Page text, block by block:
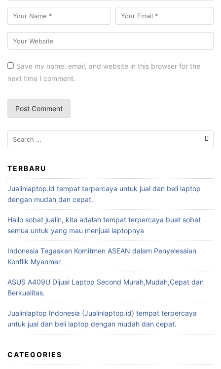
Save my name, email, and website in this browser for the
next time I comment.
TERBARU
Jualinlaptop.id tempat terpercaya untuk jual dan beli laptop
dengan mudah dan cepat.
Hallo sobat jualin, kita adalah tempat terpercaya buat sobat
semua untuk yang mau menjual laptopnya
Indonesia Tegaskan Komitmen ASEAN dalam Penyelesaian
Konflik Myanmar
ASUS A409U Dijual Laptop Second Murah,Mudah,Cepat dan
Berkualitas.
Jualinlaptop Indonesia (Jualinlaptop.id) tempat terpercaya
untuk jual dan beli laptop dengan mudah dan cepat.
CATEGORIES